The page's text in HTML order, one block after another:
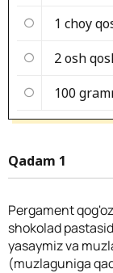
1 choy
2 osh
100
Qadam 1
Pergament
shokolad
yasaymiz va
(muzlaguniga